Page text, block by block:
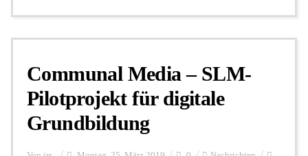
Communal Media – SLM-
Pilotprojekt für digitale
Grundbildung